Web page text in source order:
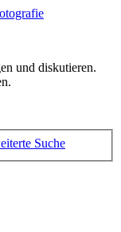
und diskutieren.
Suche